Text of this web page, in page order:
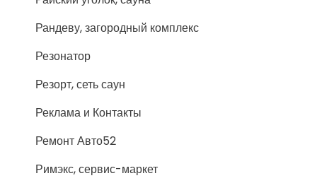
Рандеву, загородный комплекс
Резонатор
Резорт, сеть саун
Реклама и Контакты
Ремонт Авто52
Римэкс, сервис-маркет